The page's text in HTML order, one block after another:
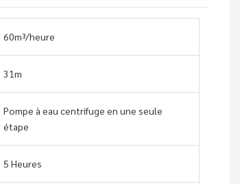
60m³/heure
31m
Pompe à eau centrifuge en une seule
étape
5 Heures